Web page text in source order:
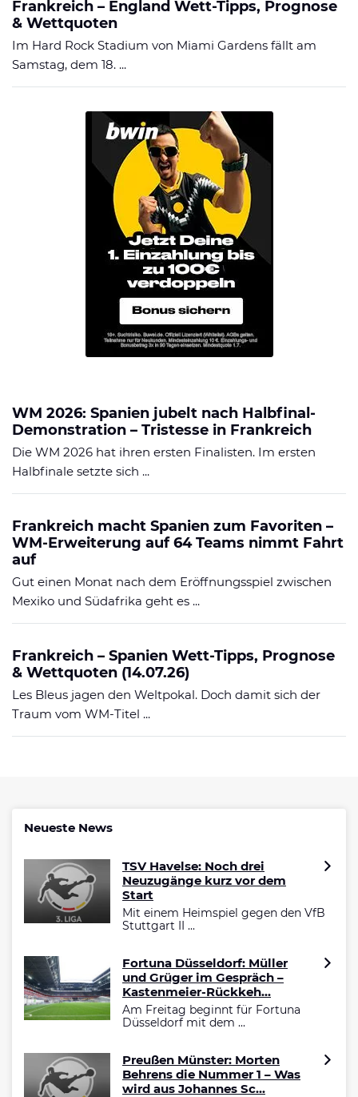
Frankreich – England Wett-Tipps, Prognose
& Wettquoten
Im Hard Rock Stadium von Miami Gardens fällt am
Samstag, dem 18. ...
WM 2026: Spanien jubelt nach Halbfinal-
Demonstration – Tristesse in Frankreich
Die WM 2026 hat ihren ersten Finalisten. Im ersten
Halbfinale setzte sich ...
Frankreich macht Spanien zum Favoriten –
WM-Erweiterung auf 64 Teams nimmt Fahrt
auf
Gut einen Monat nach dem Eröffnungsspiel zwischen
Mexiko und Südafrika geht es ...
Frankreich – Spanien Wett-Tipps, Prognose
& Wettquoten (14.07.26)
Les Bleus jagen den Weltpokal. Doch damit sich der
Traum vom WM-Titel ...
Neueste News
TSV Havelse: Noch drei
Neuzugänge kurz vor dem
Start
Mit einem Heimspiel gegen den VfB
Stuttgart II ...
Fortuna Düsseldorf: Müller
und Grüger im Gespräch –
Kastenmeier-Rückkeh...
Am Freitag beginnt für Fortuna
Düsseldorf mit dem ...
Preußen Münster: Morten
Behrens die Nummer 1 – Was
wird aus Johannes Sc...